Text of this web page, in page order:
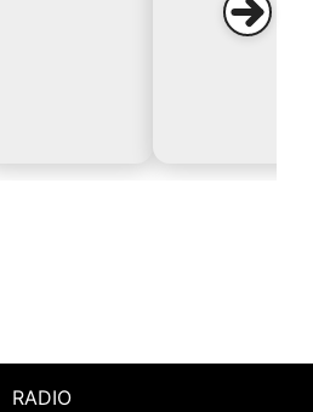
RADIO